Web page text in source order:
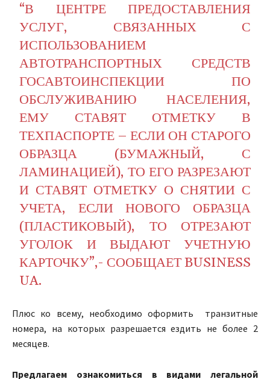
“В ЦЕНТРЕ ПРЕДОСТАВЛЕНИЯ
УСЛУГ, СВЯЗАННЫХ С
ИСПОЛЬЗОВАНИЕМ
АВТОТРАНСПОРТНЫХ СРЕДСТВ
ГОСАВТОИНСПЕКЦИИ ПО
ОБСЛУЖИВАНИЮ НАСЕЛЕНИЯ,
ЕМУ СТАВЯТ ОТМЕТКУ В
ТЕХПАСПОРТЕ – ЕСЛИ ОН СТАРОГО
ОБРАЗЦА (БУМАЖНЫЙ, С
ЛАМИНАЦИЕЙ), ТО ЕГО РАЗРЕЗАЮТ
И СТАВЯТ ОТМЕТКУ О СНЯТИИ С
УЧЕТА, ЕСЛИ НОВОГО ОБРАЗЦА
(ПЛАСТИКОВЫЙ), ТО ОТРЕЗАЮТ
УГОЛОК И ВЫДАЮТ УЧЕТНУЮ
КАРТОЧКУ”,- СООБЩАЕТ BUSINESS
UA.
Плюс ко всему, необходимо оформить транзитные
номера, на которых разрешается ездить не более 2
месяцев.
Предлагаем ознакомиться в видами легальной